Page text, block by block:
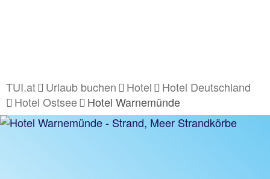
TUI.at Urlaub buchen Hotel
Hotel Deutschland
Hotel Ostsee
Hotel Warnemünde